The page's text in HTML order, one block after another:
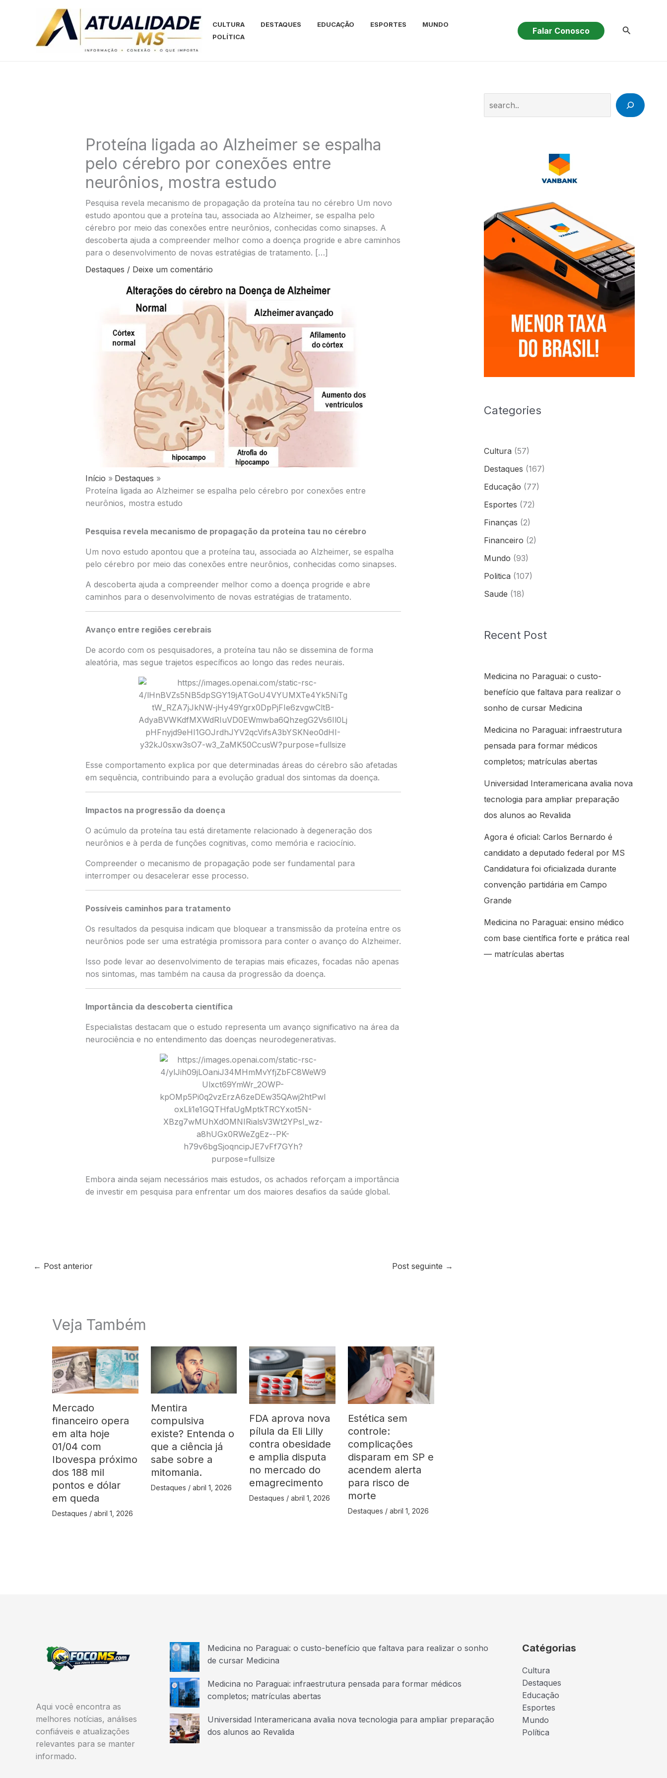
CULTURA DESTAQUES EDUCAÇÃO ESPORTES
MUNDO
POLÍTICA
Falar Conosco Pesquisar
Proteína ligada ao Alzheimer se espalha
pelo cérebro por conexões entre
neurônios, mostra estudo
Pesquisa revela mecanismo de propagação da proteína tau no cérebro Um novo
estudo apontou que a proteína tau, associada ao Alzheimer, se espalha pelo
cérebro por meio das conexões entre neurônios, conhecidas como sinapses. A
descoberta ajuda a compreender melhor como a doença progride e abre caminhos
para o desenvolvimento de novas estratégias de tratamento. […]
Destaques / Deixe um comentário
Início
Destaques
Proteína ligada ao Alzheimer se espalha pelo cérebro por conexões entre
neurônios, mostra estudo
Pesquisa revela mecanismo de propagação da proteína tau no cérebro
Um novo estudo apontou que a proteína tau, associada ao Alzheimer, se espalha
pelo cérebro por meio das conexões entre neurônios, conhecidas como sinapses.
A descoberta ajuda a compreender melhor como a doença progride e abre
caminhos para o desenvolvimento de novas estratégias de tratamento.
Avanço entre regiões cerebrais
De acordo com os pesquisadores, a proteína tau não se dissemina de forma
aleatória, mas segue trajetos específicos ao longo das redes neurais.
Esse comportamento explica por que determinadas áreas do cérebro são afetadas
em sequência, contribuindo para a evolução gradual dos sintomas da doença.
Impactos na progressão da doença
O acúmulo da proteína tau está diretamente relacionado à degeneração dos
neurônios e à perda de funções cognitivas, como memória e raciocínio.
Compreender o mecanismo de propagação pode ser fundamental para
interromper ou desacelerar esse processo.
Possíveis caminhos para tratamento
Os resultados da pesquisa indicam que bloquear a transmissão da proteína entre os
neurônios pode ser uma estratégia promissora para conter o avanço do Alzheimer.
Isso pode levar ao desenvolvimento de terapias mais eficazes, focadas não apenas
nos sintomas, mas também na causa da progressão da doença.
Importância da descoberta científica
Especialistas destacam que o estudo representa um avanço significativo na área da
neurociência e no entendimento das doenças neurodegenerativas.
Embora ainda sejam necessários mais estudos, os achados reforçam a importância
de investir em pesquisa para enfrentar um dos maiores desafios da saúde global.
← Post anterior Post seguinte →
Veja Também
Mercado
financeiro opera
em alta hoje
01/04 com
Ibovespa próximo
dos 188 mil
pontos e dólar
em queda
Destaques / abril 1, 2026
Mentira
compulsiva
existe? Entenda o
que a ciência já
sabe sobre a
mitomania.
Destaques / abril 1, 2026
FDA aprova nova
pílula da Eli Lilly
contra obesidade
e amplia disputa
no mercado do
emagrecimento
Destaques /abril 1, 2026
Estética sem
controle:
complicações
disparam em SP e
acendem alerta
para risco de
morte
Destaques /abril 1, 2026
Categories
Cultura (57)
Destaques (167)
Educação (77)
Esportes (72)
Finanças (2)
Financeiro (2)
Mundo (93)
Politica (107)
Saude (18)
Recent Post
Medicina no Paraguai: o custo-
benefício que faltava para realizar o
sonho de cursar Medicina
Medicina no Paraguai: infraestrutura
pensada para formar médicos
completos; matrículas abertas
Universidad Interamericana avalia nova
tecnologia para ampliar preparação
dos alunos ao Revalida
Agora é oficial: Carlos Bernardo é
candidato a deputado federal por MS
Candidatura foi oficializada durante
convenção partidária em Campo
Grande
Medicina no Paraguai: ensino médico
com base científica forte e prática real
— matrículas abertas
Aqui você encontra as
melhores notícias, análises
confiáveis e atualizações
relevantes para se manter
informado.
Medicina no Paraguai: o custo-benefício que faltava para realizar o sonho
de cursar Medicina
Medicina no Paraguai: infraestrutura pensada para formar médicos
completos; matrículas abertas
Universidad Interamericana avalia nova tecnologia para ampliar preparação
dos alunos ao Revalida
Catégorias
Cultura
Destaques
Educação
Esportes
Mundo
Política